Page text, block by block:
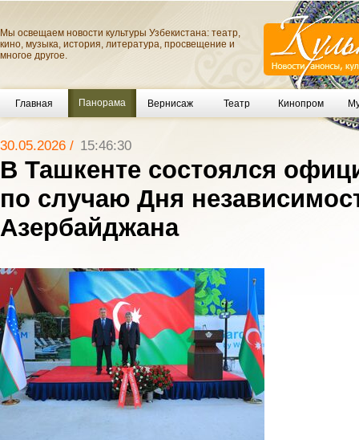
Мы освещаем новости культуры Узбекистана: театр,
кино, музыка, история, литература, просвещение и
многое другое.
Главная Панорама Вернисаж Театр Кинопром
30.05.2026 / 15:46:30
В Ташкенте состоялся
по случаю Дня
Азербайджана